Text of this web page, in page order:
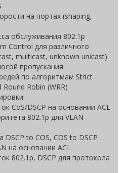
на портах (shaping,
обслуживания 802.1p
Control для различного
multicast, unknown unicast)
пропускания
по алгоритмам Strict
Robin (WRR)
CoS/DSCP на основании ACL
802.1p для VLAN
DSCP to COS, COS to DSCP
на основании ACL
802.1p, DSCP для протокола